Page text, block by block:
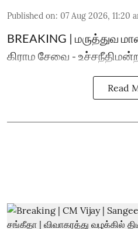
Published on: 07 Aug 2026, 11:20
BREAKING | மருத்துவ
கிராம சேவை -
Read